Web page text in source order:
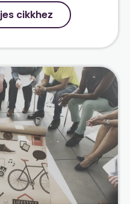
cikkhez